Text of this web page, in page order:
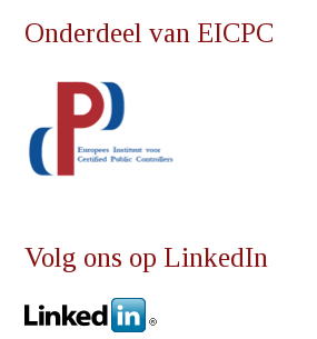
Onderdeel van EICPC
Volg ons op LinkedIn